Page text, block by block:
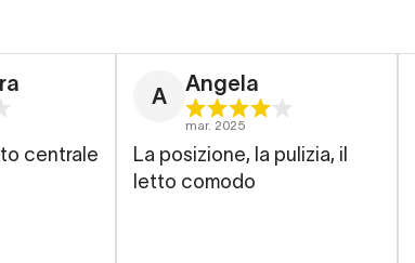
centrale
A
Angela
mar. 2025
La posizione, la pulizia, il
letto comodo